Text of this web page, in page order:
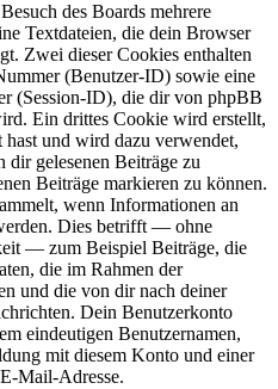
des Boards mehrere
Textdateien, die dein Browser
Zwei dieser Cookies enthalten
(Benutzer-ID) sowie eine
(Session-ID), die dir von phpBB
Ein drittes Cookie wird erstellt,
hast und wird dazu verwendet,
gelesenen Beiträge zu
Beiträge markieren zu können.
wenn Informationen an
Dies betrifft — ohne
— zum Beispiel Beiträge, die
die im Rahmen der
und die von dir nach deiner
Dein Benutzerkonto
eindeutigen Benutzernamen,
mit diesem Konto und einer
Mail-Adresse.